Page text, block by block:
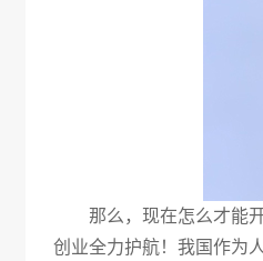
那么，现在怎么才能
创业全力护航！我国作为